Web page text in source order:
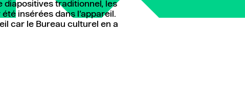
diapositives traditionnel, les
insérées dans l’appareil.
car le Bureau culturel en a